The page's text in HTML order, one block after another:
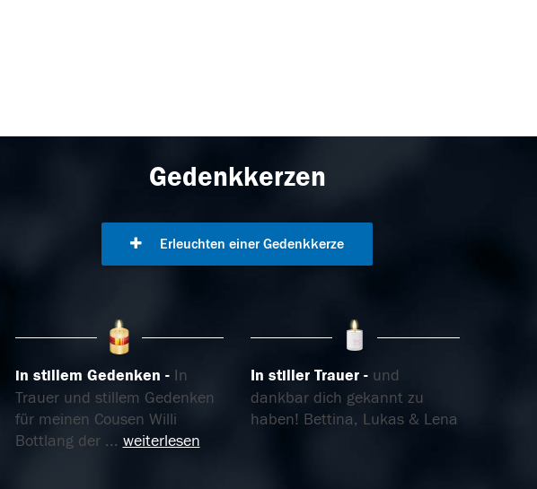
Gedenkkerzen
Erleuchten einer Gedenkkerze
in stillem Gedenken
In
Trauer und stillem Gedenken
für meinen Cousen Willi
Bottlang der ... weiterlesen
In stiller Trauer
und
dankbar dich gekannt zu
haben! Bettina, Lukas & Lena